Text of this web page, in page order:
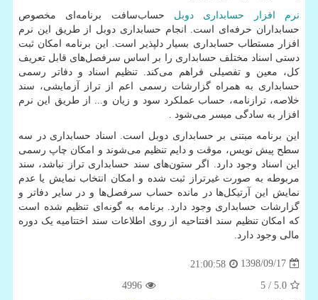
نرم افزار حسابداری دوبل حساب‌سافت برنامه‌ای مخصوص
حسابداران حرفه‌ای است. انجام حسابداری دوبل از طریق این نرم
افزار مستطاب حسابداری بسیار دلپذیر است. این برنامه امکان ثبت
دستی اسناد مختلف حسابداری را بر اساس سرفصل‌های قابل تعریف
کل، معین و تفصیلی فراهم می‌کند. تنظیم اسناد و دفاتر رسمی
حسابداری به همراه گزارشات رسمی اعم از تراز آزمایشی، سند
خلاصه، ترازنامه، حساب عملکرد سود و زیان و... از طریق این نرم
افزار به سادگی میسر می‌شود .
این برنامه مبتنی بر حسابداری دوبل است. اسناد حسابداری در سه
سطح پیش نویس، موقت و دایم تنظیم می‌شوند و امکان چاپ رسمی
این اسناد وجود دارد. اگر ستون‌های سند حسابداری تراز نباشد، سند
مربوطه به صورت غیرتراز ثبت شده و امکان انتخاب نمایش یا عدم
نمایش این آرتیکل‌ها در مانده حساب سرفصل‌ها و در سایر دفاتر و
گزارشات حسابداری وجود دارد. برنامه به گونه‌ای تنظیم شده است
که امکان تنظیم سند افتتاحیه از روی اطلاعات سند اختتامیه یک دوره
مالی وجود دارد.
1398/09/17
21:00:58
5.0
/ 5
4996